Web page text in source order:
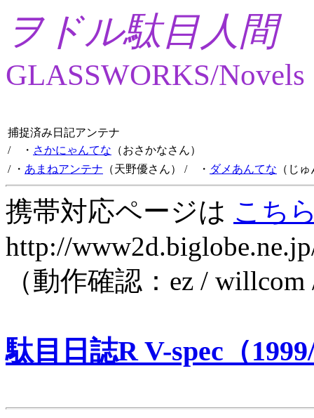
ヲドル駄目人間
GLASSWORKS/Novels
捕捉済み日記アンテナ
/ ・ さかにゃんてな （おさかなさん）
/ ・ あまねアンテナ （天野優さん） / ・ ダメあんてな （じ
携帯対応ページは こち
http://
（動作確認：ez /
駄目日誌R V-spec（